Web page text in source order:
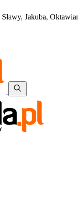
Sławy, Jakuba,